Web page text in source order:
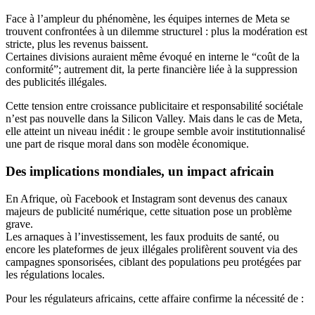
Face à l’ampleur du phénomène, les équipes internes de Meta se
trouvent confrontées à un dilemme structurel : plus la modération est
stricte, plus les revenus baissent.
Certaines divisions auraient même évoqué en interne le “coût de la
conformité”; autrement dit, la perte financière liée à la suppression
des publicités illégales.
Cette tension entre croissance publicitaire et responsabilité sociétale
n’est pas nouvelle dans la Silicon Valley. Mais dans le cas de Meta,
elle atteint un niveau inédit : le groupe semble avoir institutionnalisé
une part de risque moral dans son modèle économique.
Des implications mondiales, un impact africain
En Afrique, où Facebook et Instagram sont devenus des canaux
majeurs de publicité numérique, cette situation pose un problème
grave.
Les arnaques à l’investissement, les faux produits de santé, ou
encore les plateformes de jeux illégales prolifèrent souvent via des
campagnes sponsorisées, ciblant des populations peu protégées par
les régulations locales.
Pour les régulateurs africains, cette affaire confirme la nécessité de :